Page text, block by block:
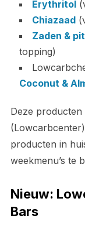
Erythritol
Chiazaad
Zaden &
topping)
Coconut &
Deze
producten in
weekmenu’s te
Nieuw:
Bars